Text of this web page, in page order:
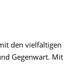
den vielfältigen
Gegenwart. Mit